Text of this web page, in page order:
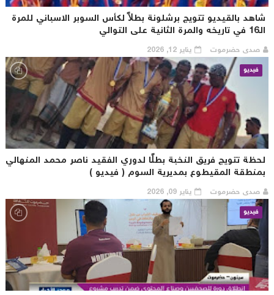
بالقيديو تتويج برشلونة بطلاً لكأس السوبر الاسباني للمرة
صدى حضرموت
يناير 12, 2026
فيديو
تتويج فريق النخبة بطلًا لدوري الفقيد ناصر محمد المنهالي
المقيطوع بمديرية السوم ( فيديو )
صدى حضرموت
يناير 09, 2026
فيديو